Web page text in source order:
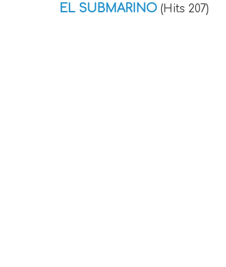
EL SUBMARINO (Hits 207)